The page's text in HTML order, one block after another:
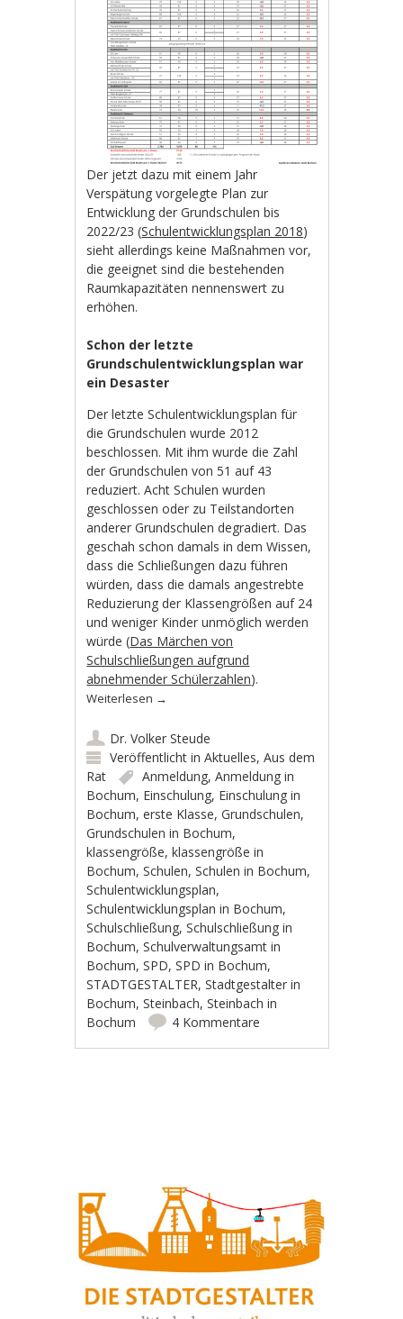
Der jetzt dazu mit einem Jahr
Verspätung vorgelegte Plan zur
Entwicklung der Grundschulen bis
2022/23 (Schulentwicklungsplan 2018)
sieht allerdings keine Maßnahmen vor,
die geeignet sind die bestehenden
Raumkapazitäten nennenswert zu
erhöhen.
Schon der letzte
Grundschulentwicklungsplan war
ein Desaster
Der letzte Schulentwicklungsplan für
die Grundschulen wurde 2012
beschlossen. Mit ihm wurde die Zahl
der Grundschulen von 51 auf 43
reduziert. Acht Schulen wurden
geschlossen oder zu Teilstandorten
anderer Grundschulen degradiert. Das
geschah schon damals in dem Wissen,
dass die Schließungen dazu führen
würden, dass die damals angestrebte
Reduzierung der Klassengrößen auf 24
und weniger Kinder unmöglich werden
würde (Das Märchen von
Schulschließungen aufgrund
abnehmender Schülerzahlen).
Weiterlesen →
Dr. Volker Steude
Veröffentlicht inAktuelles,Aus dem
Rat
Anmeldung,Anmeldung in
Bochum, Einschulung, Einschulung in
Bochum,erste Klasse,Grundschulen,
Grundschulen in Bochum,
klassengröße,klassengröße in
Bochum,Schulen,Schulen in Bochum,
Schulentwicklungsplan,
Schulentwicklungsplan in Bochum,
Schulschließung,Schulschließung in
Bochum,Schulverwaltungsamt in
Bochum,SPD,SPD in Bochum,
STADTGESTALTER,Stadtgestalter in
Bochum,Steinbach,Steinbach in
Bochum
4 Kommentare